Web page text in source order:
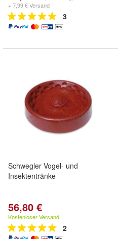
+ 7,99 € Versand
3
Schwegler Vogel- und
Insektentränke
56,80 €
Kostenloser Versand
2